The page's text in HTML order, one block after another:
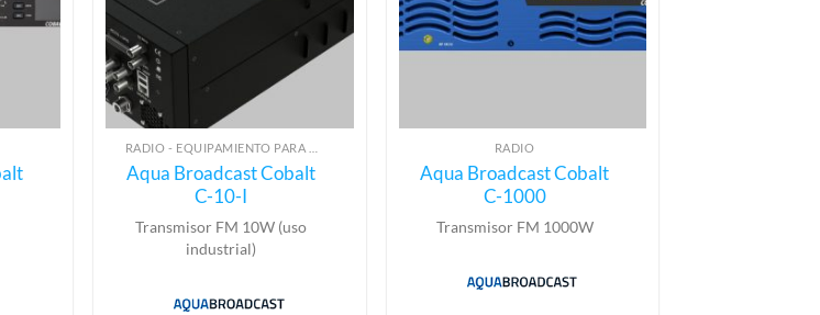
Aqua Broadcast Cobalt
C-10-I
Transmisor FM 10W (uso
industrial)
RADIO
Aqua Broadcast Cobalt
C-1000
Transmisor FM 1000W